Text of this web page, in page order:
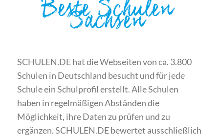
Beste Schulen
Sachsen
SCHULEN.DE hat die Webseiten von ca. 3.800
Schulen in Deutschland besucht und für jede
Schule ein Schulprofil erstellt. Alle Schulen
haben in regelmäßigen Abständen die
Möglichkeit, ihre Daten zu prüfen und zu
ergänzen. SCHULEN.DE bewertet ausschließlich